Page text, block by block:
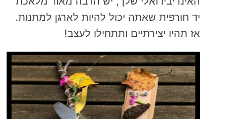
יד חורפית שאתה יכול להיות לארגן למתנות.
אז תהיו יצירתיים ותתחילו לעצב!